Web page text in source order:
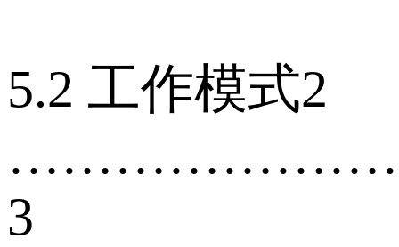
5.2 工作模式2
3